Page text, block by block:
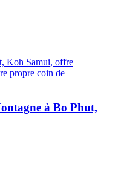
Koh Samui, offre
propre coin de
à Bo Phut,